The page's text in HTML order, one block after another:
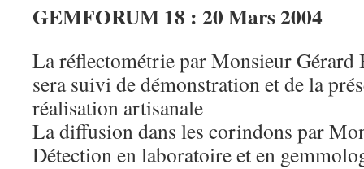
GEMFORUM 18 : 20 Mars 2004
La réflectométrie par Monsieur Gérard
sera suivi de démonstration et de la
réalisation artisanale
La diffusion dans les corindons par
Détection en laboratoire et en